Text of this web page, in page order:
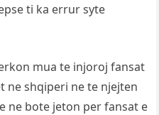
ti ka errur syte
mua te injoroj fansat
ne shqiperi ne te njejten
ne bote jeton per fansat e